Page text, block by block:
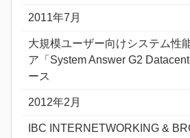
2011年7月
大規模ユーザー向けシステム性
ア「System Answer G2
ース
2012年2月
IBC INTERNETWORKING &